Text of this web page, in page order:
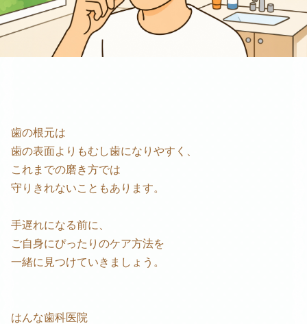
歯の根元は
歯の表面よりもむし歯になりやすく、
これまでの磨き方では
守りきれないこともあります。
手遅れになる前に、
ご自身にぴったりのケア方法を
一緒に見つけていきましょう。
はんな歯科医院